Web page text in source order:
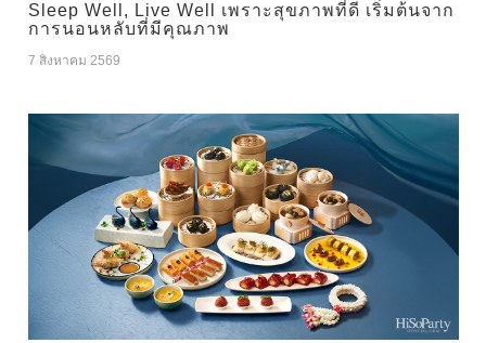
Sleep Well, Live Well เพราะสุขภาพที่ดี เริ่มต้นจาก
การนอนหลับที่มีคุณภาพ
7 สิงหาคม 2569